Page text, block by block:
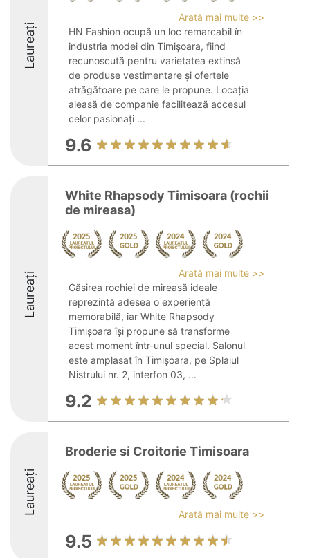
Laureați
Arată mai multe >>
HN Fashion ocupă un loc remarcabil în
industria modei din Timișoara, fiind
recunoscută pentru varietatea extinsă
de produse vestimentare și ofertele
atrăgătoare pe care le propune. Locația
aleasă de companie facilitează accesul
celor pasionați ...
9.6
Laureați
White Rhapsody Timisoara (rochii
de mireasa)
Arată mai multe >>
Găsirea rochiei de mireasă ideale
reprezintă adesea o experiență
memorabilă, iar White Rhapsody
Timișoara își propune să transforme
acest moment într-unul special. Salonul
este amplasat în Timișoara, pe Splaiul
Nistrului nr. 2, interfon 03, ...
9.2
Laureați
Broderie si Croitorie Timisoara
Arată mai multe >>
9.5